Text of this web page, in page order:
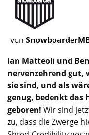
von
Ian Matteoli und
nervenzehrend gut,
sie sind, und als
genug, bedenkt das
geboren! Wir sind
zu, dass die Zwerge